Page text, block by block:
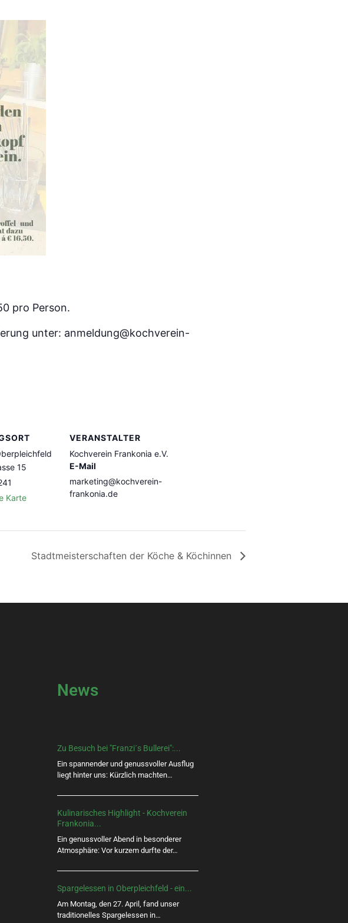
pro Person.
unter: anmeldung@kochverein-
15
Karte
VERANSTALTER
Kochverein Frankonia e.V.
E-Mail
marketing@kochverein-
frankonia.de
Stadtmeisterschaften der Köche & Köchinnen
News
Zu Besuch bei "Franzi´s Bullerei":...
Ein spannender und genussvoller Ausflug
liegt hinter uns: Kürzlich machten…
Kulinarisches Highlight - Kochverein
Frankonia...
Ein genussvoller Abend in besonderer
Atmosphäre: Vor kurzem durfte der…
Spargelessen in Oberpleichfeld - ein...
Am Montag, den 27. April, fand unser
traditionelles Spargelessen in…